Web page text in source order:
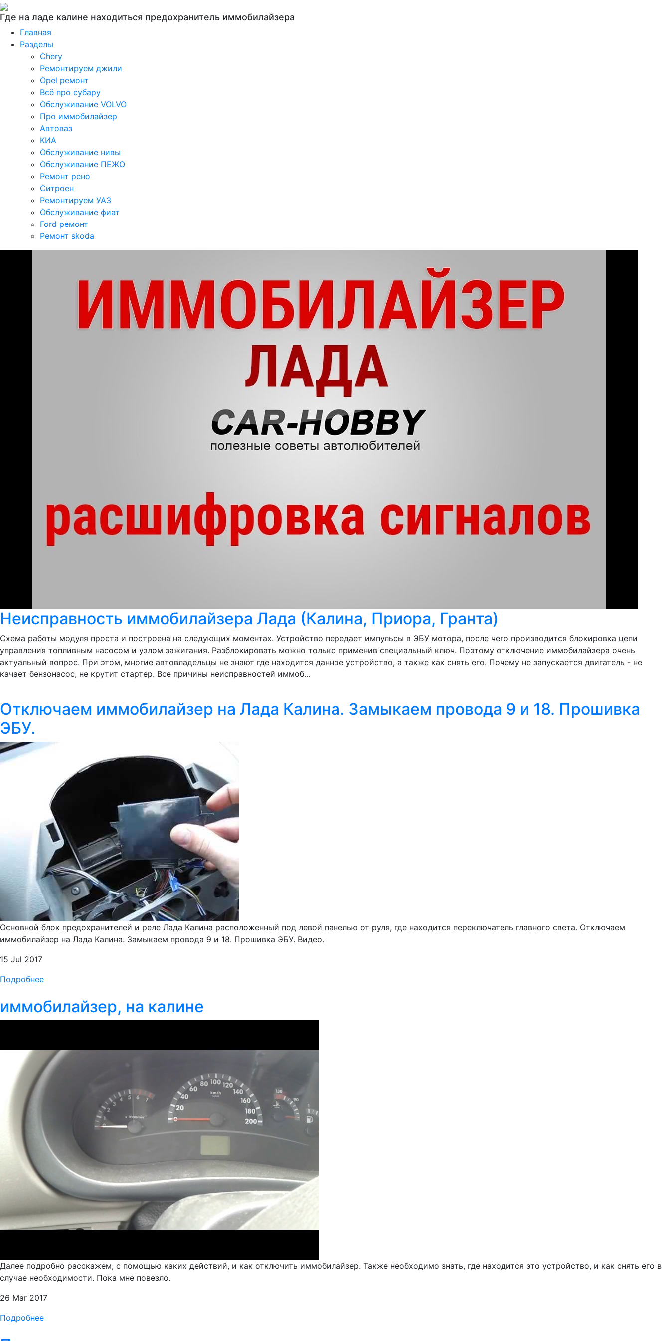
Где на ладе калине находиться предохранитель иммобилайзера
Главная
Разделы
Chery
Ремонтируем джили
Opel ремонт
Всё про субару
Обслуживание VOLVO
Про иммобилайзер
Автоваз
КИА
Обслуживание нивы
Обслуживание ПЕЖО
Ремонт рено
Ситроен
Ремонтируем УАЗ
Обслуживание фиат
Ford ремонт
Ремонт skoda
Неисправность иммобилайзера Лада (Калина, Приора, Гранта)
Схема работы модуля проста и построена на следующих моментах. Устройство передает импульсы в ЭБУ мотора, после чего производится блокировка цепи
управления топливным насосом и узлом зажигания. Разблокировать можно только применив специальный ключ. Поэтому отключение иммобилайзера очень
актуальный вопрос. При этом, многие автовладельцы не знают где находится данное устройство, а также как снять его. Почему не запускается двигатель - не
качает бензонасос, не крутит стартер. Все причины неисправностей иммоб...
Отключаем иммобилайзер на Лада Калина. Замыкаем провода 9 и 18. Прошивка
ЭБУ.
Основной блок предохранителей и реле Лада Калина расположенный под левой панелью от руля, где находится переключатель главного света. Отключаем
иммобилайзер на Лада Калина. Замыкаем провода 9 и 18. Прошивка ЭБУ. Видео.
15 Jul 2017
Подробнее
иммобилайзер, на калине
Далее подробно расскажем, с помощью каких действий, и как отключить иммобилайзер. Также необходимо знать, где находится это устройство, и как снять его в
случае необходимости. Пока мне повезло.
26 Mar 2017
Подробнее